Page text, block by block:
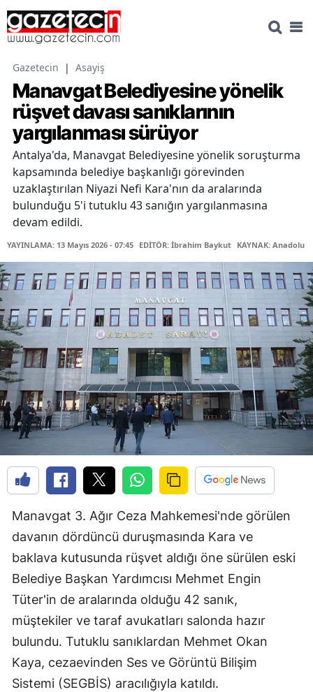
Gazetecin | Asayiş
Manavgat Belediyesine yönelik
rüşvet davası sanıklarının
yargılanması sürüyor
Antalya'da, Manavgat Belediyesine yönelik soruşturma
kapsamında belediye başkanlığı görevinden
uzaklaştırılan Niyazi Nefi Kara'nın da aralarında
bulunduğu 5'i tutuklu 43 sanığın yargılanmasına
devam edildi.
YAYINLAMA: 13 Mayıs 2026 - 07:45 EDİTÖR: İbrahim Baykut KAYNAK: Anadolu
Manavgat 3. Ağır Ceza Mahkemesi'nde görülen
davanın dördüncü duruşmasında Kara ve
baklava kutusunda rüşvet aldığı öne sürülen eski
Belediye Başkan Yardımcısı Mehmet Engin
Tüter'in de aralarında olduğu 42 sanık,
müştekiler ve taraf avukatları salonda hazır
bulundu. Tutuklu sanıklardan Mehmet Okan
Kaya, cezaevinden Ses ve Görüntü Bilişim
Sistemi (SEGBİS) aracılığıyla katıldı.